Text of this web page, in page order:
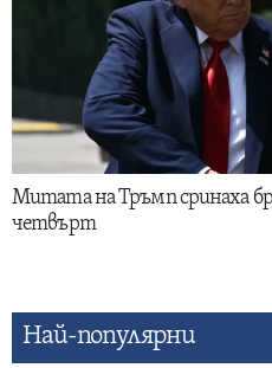
Митата на Тръмп сринаха
четвърт
Най-популярни